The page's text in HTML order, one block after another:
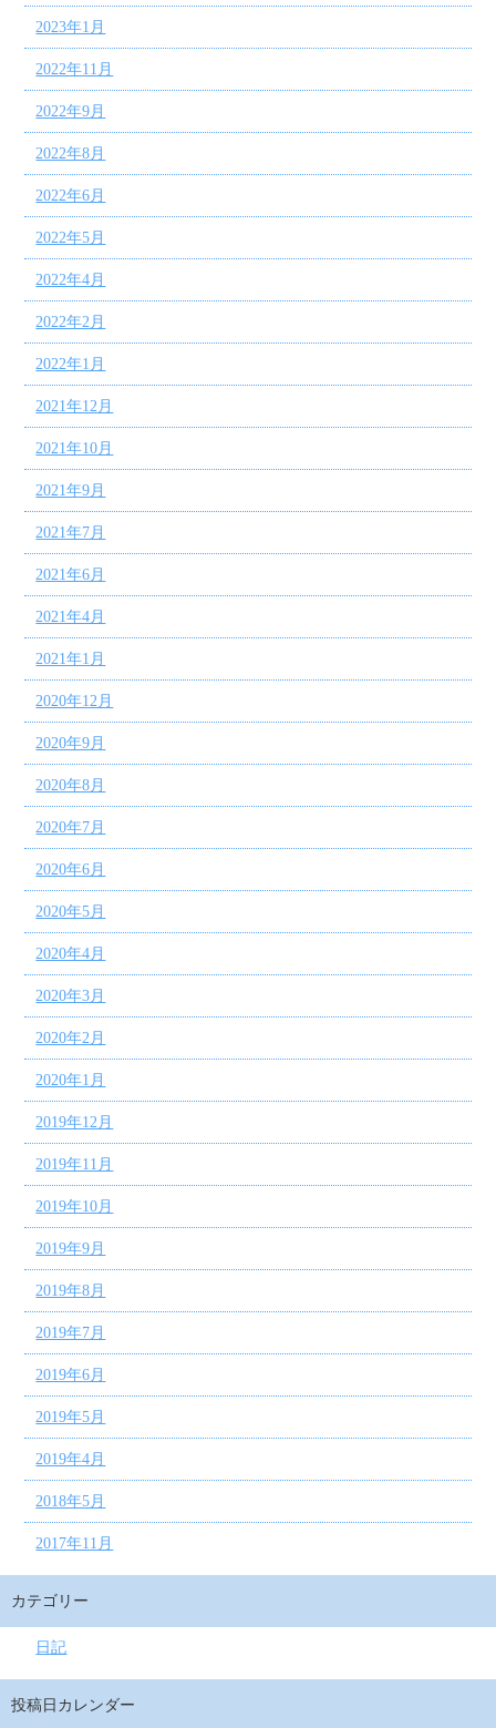
2023年1月
2022年11月
2022年9月
2022年8月
2022年6月
2022年5月
2022年4月
2022年2月
2022年1月
2021年12月
2021年10月
2021年9月
2021年7月
2021年6月
2021年4月
2021年1月
2020年12月
2020年9月
2020年8月
2020年7月
2020年6月
2020年5月
2020年4月
2020年3月
2020年2月
2020年1月
2019年12月
2019年11月
2019年10月
2019年9月
2019年8月
2019年7月
2019年6月
2019年5月
2019年4月
2018年5月
2017年11月
カテゴリー
日記
投稿日カレンダー